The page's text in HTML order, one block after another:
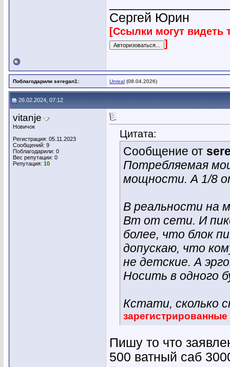
Сергей Юрин
[Ссылки могут видеть
]
Поблагодарили seregan1: Unreal (08.04.2026)
26.02.2024, 07:12
vitanje
Новичок
Регистрация: 05.11.2023
Сообщений: 9
Поблагодарили: 0
Вес репутации: 0
Репутация: 10
Цитата:
Сообщение от
Потребляемая
мощности. А 1/8
В реальности на
Вт от сети. И
более, что блок
допускаю, что
не детские. А
Носить в одного
Кстати, сколько
Пишу то что
500 ватный саб